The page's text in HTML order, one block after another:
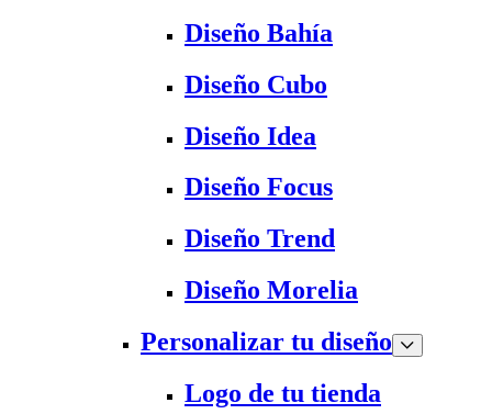
Diseño Bahía
Diseño Cubo
Diseño Idea
Diseño Focus
Diseño Trend
Diseño Morelia
Personalizar tu diseño
Logo de tu tienda